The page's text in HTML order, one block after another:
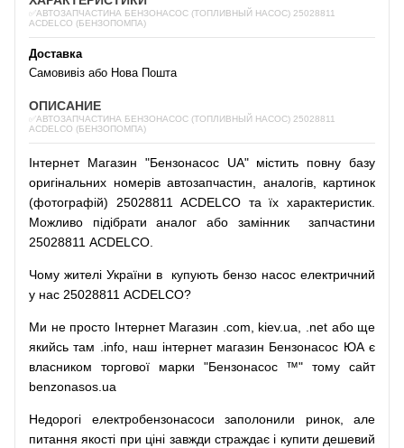
✅АВТОЗАПЧАСТИНА БЕНЗОНАСОС (ТОПЛИВНЫЙ НАСОС) 25028811
ACDELCO (БЕНЗОПОМПА)
Доставка
Самовивіз або Нова Пошта
ОПИСАНИЕ
✅АВТОЗАПЧАСТИНА БЕНЗОНАСОС (ТОПЛИВНЫЙ НАСОС) 25028811
ACDELCO (БЕНЗОПОМПА)
Інтернет Магазин "Бензонасос UA" містить повну базу
оригінальних номерів автозапчастин аналогів,
картинок
(фотографій) 25028811 ACDELCO та їх характеристик.
Можливо
підібрати аналог або замінникзапчастини
25028811 ACDELCO.
Чому жителі України в купують бензо насос електричний
у нас 25028811 ACDELCO?
Ми не просто Інтернет Магазин .com kiev.ua .net або ще
якийсь там .info, наш інтернет магазин Бензонасос ЮА є
власником
торгової марки "Бензонасос ™" тому
сайт
benzonasos.ua
Недорогі електробензонасоси заполонили ринок,
але
питання якості при ціні завжди страждає і купити дешевий